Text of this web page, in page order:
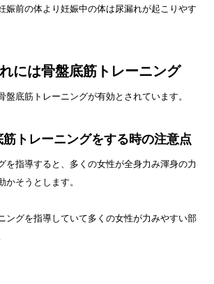
娠前の体より妊娠中の体は尿漏れが起こりやす
には骨盤底筋トレーニング
盤底筋トレーニングが有効とされています。
トレーニングをする時の注意点
を指導すると、多くの女性が全身力み渾身の力
かそうとします。
ングを指導していて多くの女性が力みやすい部